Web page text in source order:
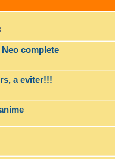
complete
a eviter!!!